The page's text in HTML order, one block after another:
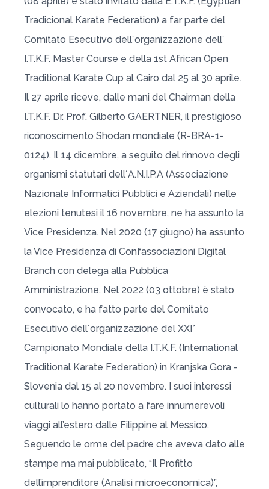
Tradicional Karate Federation) a far parte del
Comitato Esecutivo dell´organizzazione dell´
I.T.K.F. Master Course e della 1st African Open
Traditional Karate Cup al Cairo dal 25 al 30 aprile.
Il 27 aprile riceve, dalle mani del Chairman della
I.T.K.F. Dr. Prof. Gilberto GAERTNER, il prestigioso
riconoscimento Shodan mondiale (R-BRA-1-
0124). Il 14 dicembre, a seguito del rinnovo degli
organismi statutari dell´A.N.I.P.A (Associazione
Nazionale Informatici Pubblici e Aziendali) nelle
elezioni tenutesi il 16 novembre, ne ha assunto la
Vice Presidenza. Nel 2020 (17 giugno) ha assunto
la Vice Presidenza di Confassociazioni Digital
Branch con delega alla Pubblica
Amministrazione. Nel 2022 (03 ottobre) è stato
convocato, e ha fatto parte del Comitato
Esecutivo dell´organizzazione del XXI°
Campionato Mondiale della I.T.K.F. (International
Traditional Karate Federation) in Kranjska Gora -
Slovenia dal 15 al 20 novembre. I suoi interessi
culturali lo hanno portato a fare innumerevoli
viaggi all’estero dalle Filippine al Messico.
Seguendo le orme del padre che aveva dato alle
stampe ma mai pubblicato, “Il Profitto
dell’imprenditore (Analisi microeconomica)”,